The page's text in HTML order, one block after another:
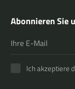
Abonnieren Sie
Ich akzeptiere